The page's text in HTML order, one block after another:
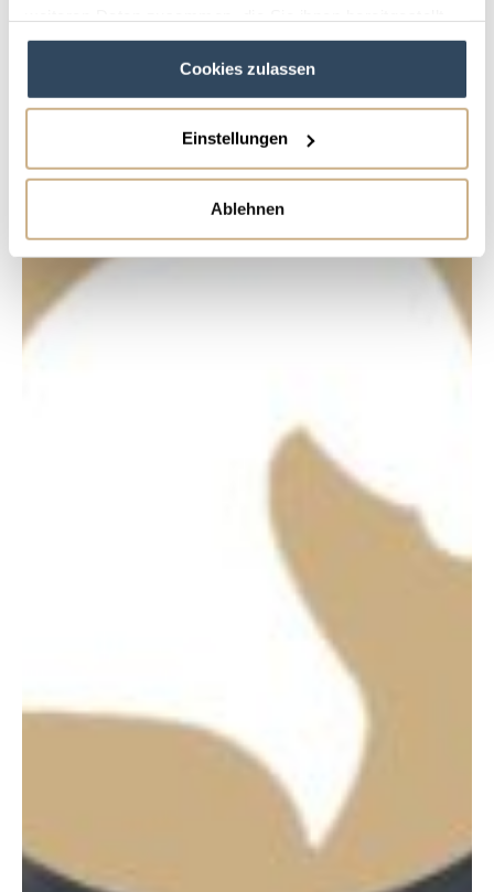
haben oder die sie im Rahmen Ihrer Nutzung der Dienste
Cookies zulassen
Einstellungen
Ablehnen